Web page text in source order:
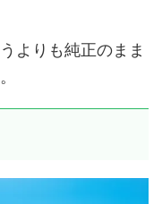
よりも純正のまま